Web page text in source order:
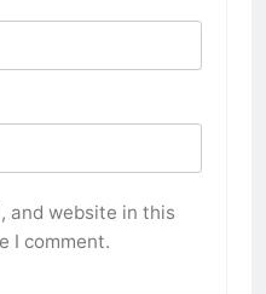
and website in this
I comment.